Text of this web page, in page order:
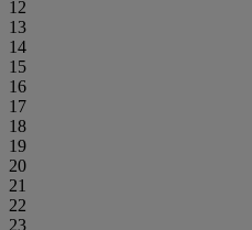
12
13
14
15
16
17
18
19
20
21
22
23